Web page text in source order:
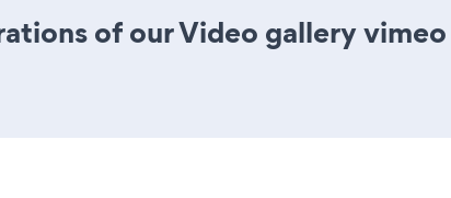
of our Video gallery vimeo